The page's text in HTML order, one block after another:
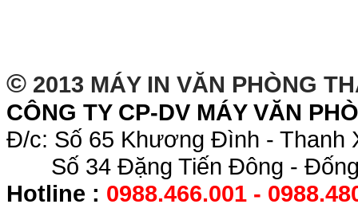
© 2013 MÁY IN VĂN PHÒNG
CÔNG TY CP-DV MÁY VĂN
Đ/c: Số 65 Khương Đình - Thanh
Số 34 Đặng Tiến Đông -
Hotline : 0988.466.001 -